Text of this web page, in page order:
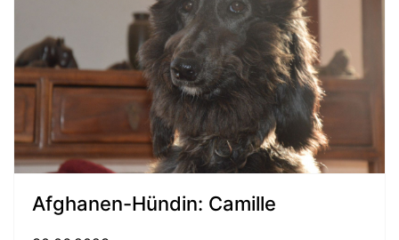
Afghanen-Hündin: Camille